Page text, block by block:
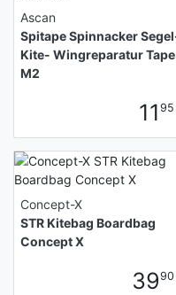
Ascan
Spitape Spinnacker
Kite- Wingreparatur Tape
M2
11
Concept-X
STR Kitebag Boardbag
Concept X
39